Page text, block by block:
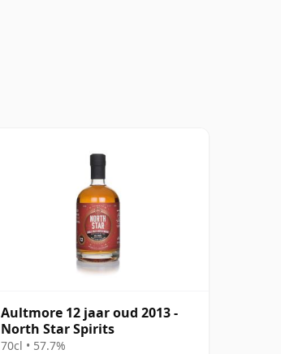
Aultmore 12 jaar oud 2013 -
North Star Spirits
70cl • 57.7%